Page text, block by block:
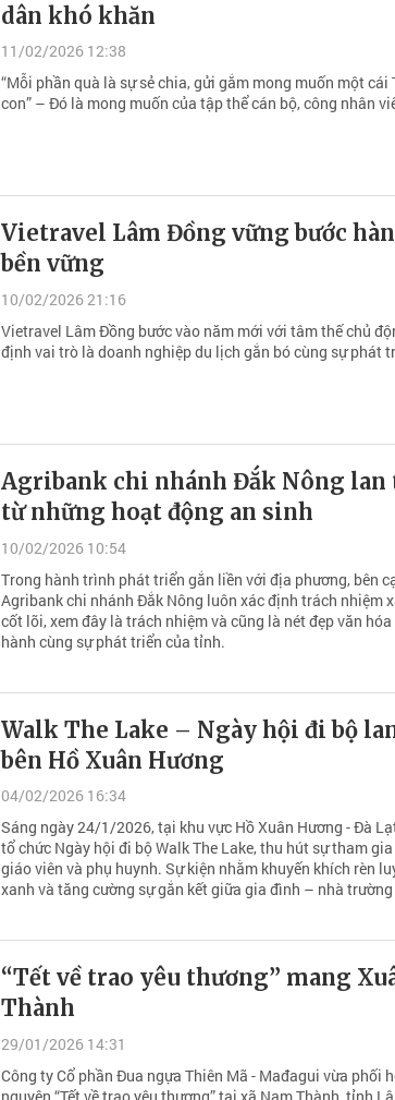
dân khó khăn
11/02/2026 12:38
“Mỗi phần quà là sự sẻ chia, gửi gắm mong muốn một cái
con” – Đó là mong muốn của tập thể cán bộ, công nhân
Vietravel Lâm Đồng vững bước
bền vững
10/02/2026 21:16
Vietravel Lâm Đồng bước vào năm mới với tâm thế chủ
định vai trò là doanh nghiệp du lịch gắn bó cùng sự phát
Agribank chi nhánh Đắk Nông lan
từ những hoạt động an sinh
10/02/2026 10:54
Trong hành trình phát triển gắn liền với địa phương, bên
Agribank chi nhánh Đắk Nông luôn xác định trách nhiệm
cốt lõi, xem đây là trách nhiệm và cũng là nét đẹp văn
hành cùng sự phát triển của tỉnh.
Walk The Lake – Ngày hội đi bộ
bên Hồ Xuân Hương
04/02/2026 16:34
Sáng ngày 24/1/2026, tại khu vực Hồ Xuân Hương - Đà
tổ chức Ngày hội đi bộ Walk The Lake, thu hút sự tham
giáo viên và phụ huynh. Sự kiện nhằm khuyến khích rèn
xanh và tăng cường sự gắn kết giữa gia đình – nhà
“Tết về trao yêu thương” mang
Thành
29/01/2026 14:31
Công ty Cổ phần Đua ngựa Thiên Mã - Mađagui vừa phối